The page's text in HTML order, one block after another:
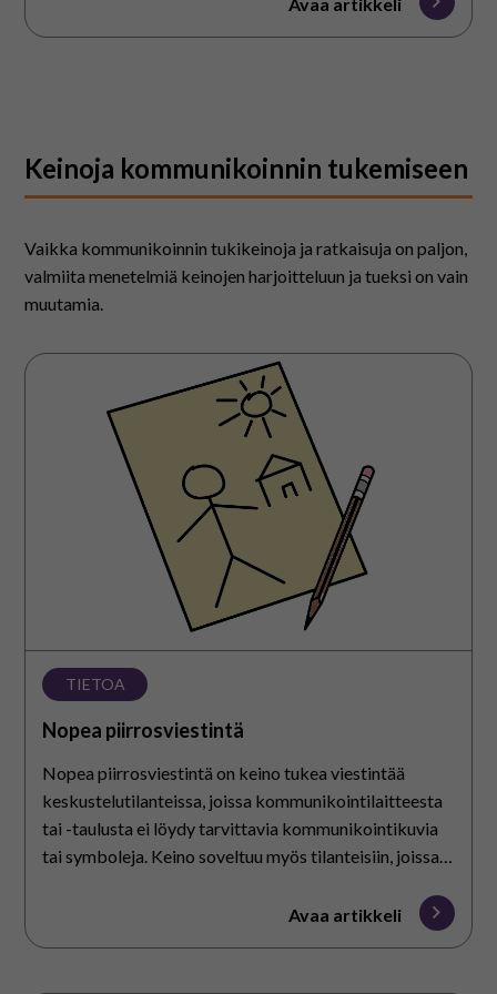
Keinoja kommunikoinnin tukemiseen
Vaikka kommunikoinnin tukikeinoja ja ratkaisuja on paljon,
valmiita menetelmiä keinojen harjoitteluun ja tueksi on vain
muutamia.
piirrosviestintä
TIETOA
Nopea piirrosviestintä
Nopea piirrosviestintä on keino tukea viestintää
keskustelutilanteissa, joissa kommunikointilaitteesta
tai -taulusta ei löydy tarvittavia kommunikointikuvia
tai symboleja. Keino soveltuu myös tilanteisiin, joissa
Avaa artikkeli